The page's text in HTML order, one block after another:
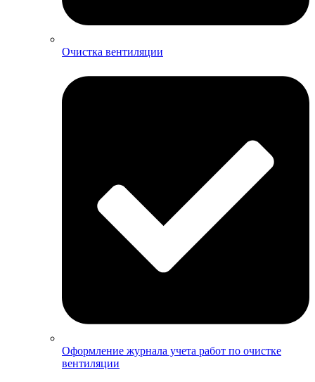
Очистка вентиляции
Оформление журнала учета работ по очистке
вентиляции